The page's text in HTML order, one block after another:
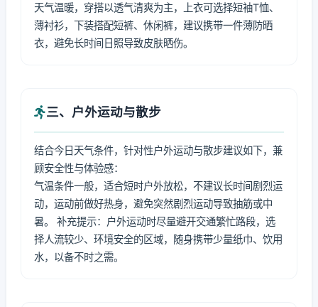
天气温暖，穿搭以透气清爽为主，上衣可选择短袖T恤、
薄衬衫，下装搭配短裤、休闲裤，建议携带一件薄防晒
衣，避免长时间日照导致皮肤晒伤。
三、户外运动与散步
结合今日天气条件，针对性户外运动与散步建议如下，兼
顾安全性与体验感：
气温条件一般，适合短时户外放松，不建议长时间剧烈运
动，运动前做好热身，避免突然剧烈运动导致抽筋或中
暑。 补充提示：户外运动时尽量避开交通繁忙路段，选
择人流较少、环境安全的区域，随身携带少量纸巾、饮用
水，以备不时之需。